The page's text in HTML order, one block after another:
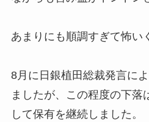
あまりにも順調すぎて怖い
8月に日銀植田総裁発言に
ましたが、この程度の下落
して保有を継続しました。